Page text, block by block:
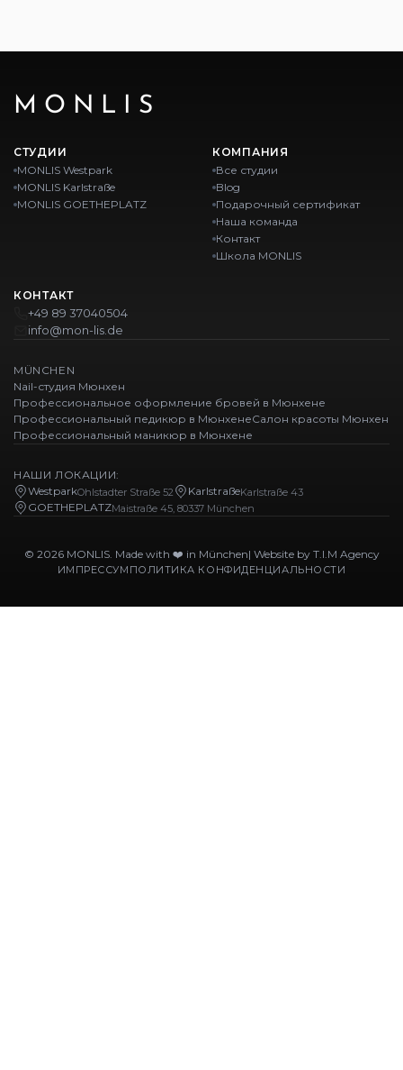
MONLIS
СТУДИИ
MONLIS Westpark
MONLIS Karlstraße
MONLIS GOETHEPLATZ
КОМПАНИЯ
Все студии
Blog
Подарочный сертификат
Наша команда
Контакт
Школа MONLIS
КОНТАКТ
+49 89 37040504
info@mon-lis.de
MÜNCHEN
Nail-студия Мюнхен
Профессиональное оформление бровей в Мюнхене
Профессиональный педикюр в МюнхенеСалон красоты Мюнхен
Профессиональный маникюр в Мюнхене
НАШИ ЛОКАЦИИ:
WestparkOhlstadter Straße 52 KarlstraßeKarlstraße 43
GOETHEPLATZMaistraße 45, 80337 München
© 2026 MONLIS. Made with ❤️ in München| Website by T.I.M Agency
ИМПРЕССУМ ПОЛИТИКА КОНФИДЕНЦИАЛЬНОСТИ